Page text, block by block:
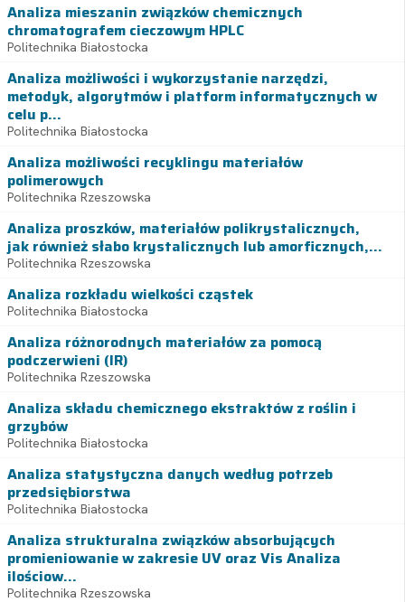
Analiza mieszanin związków chemicznych
chromatografem cieczowym HPLC
Politechnika Białostocka
Analiza możliwości i wykorzystanie narzędzi,
metodyk, algorytmów i platform informatycznych w
celu p...
Politechnika Białostocka
Analiza możliwości recyklingu materiałów
polimerowych
Politechnika Rzeszowska
Analiza proszków, materiałów polikrystalicznych,
jak również słabo krystalicznych lub amorficznych,...
Politechnika Rzeszowska
Analiza rozkładu wielkości cząstek
Politechnika Białostocka
Analiza różnorodnych materiałów za pomocą
podczerwieni (IR)
Politechnika Rzeszowska
Analiza składu chemicznego ekstraktów z roślin i
grzybów
Politechnika Białostocka
Analiza statystyczna danych według potrzeb
przedsiębiorstwa
Politechnika Białostocka
Analiza strukturalna związków absorbujących
promieniowanie w zakresie UV oraz Vis Analiza
ilościow...
Politechnika Rzeszowska